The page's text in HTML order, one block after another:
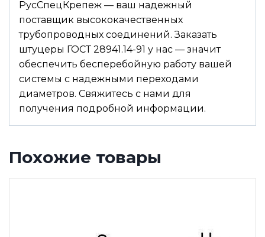
РусСпецКрепеж — ваш надежный
поставщик высококачественных
трубопроводных соединений. Заказать
штуцеры ГОСТ 28941.14-91 у нас — значит
обеспечить бесперебойную работу вашей
системы с надежными переходами
диаметров. Свяжитесь с нами для
получения подробной информации.
Похожие товары